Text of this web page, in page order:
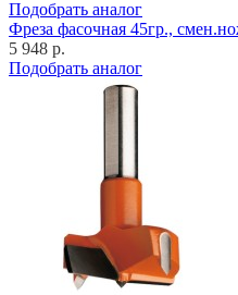
Подобрать аналог
Фреза фасочная 45гр.,
5 948 р.
Подобрать аналог